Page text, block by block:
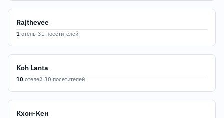
Rajthevee
1 отель·31 посетителей
Koh Lanta
10 отелей·30 посетителей
Кхон-Кен